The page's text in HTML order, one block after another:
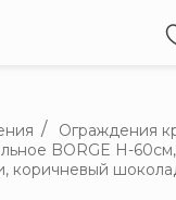
Ограждения
BORGE H-
коричневый